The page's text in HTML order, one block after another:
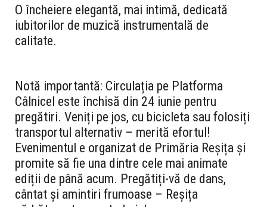
O încheiere elegantă, mai intimă, dedicată
iubitorilor de muzică instrumentală de
calitate.
Notă importantă: Circulația pe Platforma
Câlnicel este închisă din 24 iunie pentru
pregătiri. Veniți pe jos, cu bicicleta sau folosiți
transportul alternativ – merită efortul!
Evenimentul e organizat de Primăria Reșița și
promite să fie una dintre cele mai animate
ediții de până acum. Pregătiți-vă de dans,
cântat și amintiri frumoase – Reșița